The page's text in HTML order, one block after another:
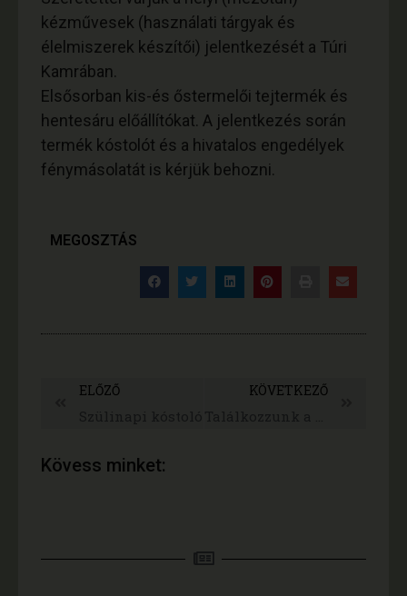
kézművesek (használati tárgyak és
élelmiszerek készítői) jelentkezését a Túri
Kamrában.
Elsősorban kis-és őstermelői tejtermék és
hentesáru előállítókat. A jelentkezés során
termék kóstolót és a hivatalos engedélyek
fénymásolatát is kérjük behozni.
MEGOSZTÁS
ELŐZŐ KÖVETKEZŐ
Kövess minket: